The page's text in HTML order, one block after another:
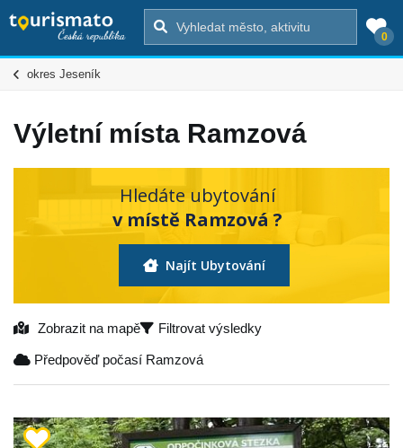
0
okres Jeseník
Výletní místa Ramzová
Hledáte ubytování
v místě Ramzová ?
Najít Ubytování
Zobrazit na mapě Filtrovat výsledky
Předpověď počasí Ramzová